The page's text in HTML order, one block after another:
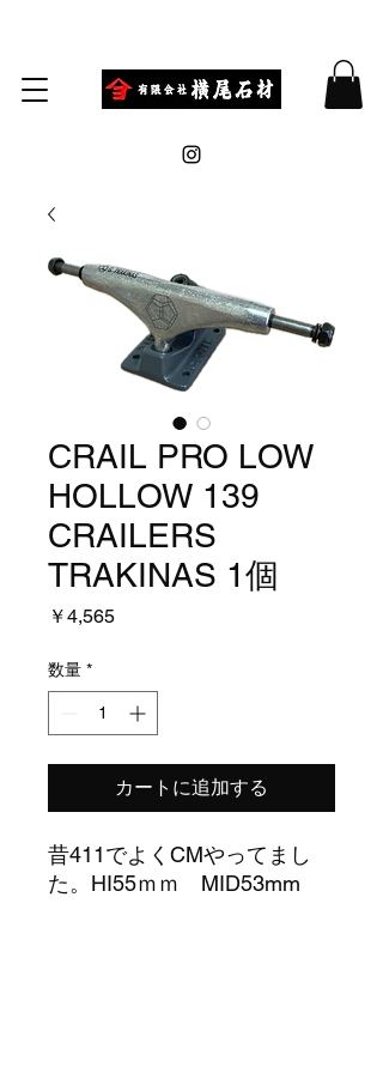
CRAIL PRO LOW
HOLLOW 139
CRAILERS
TRAKINAS 1個
￥4,565価
数量 *
カートに追加する
昔411でよくCMやってまし
た。HI55ｍｍ MID53mm